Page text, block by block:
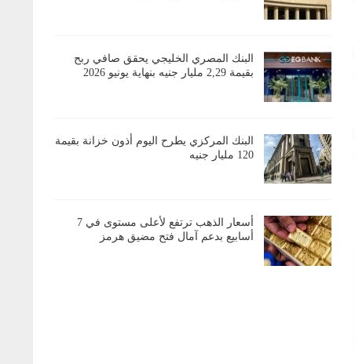
البنك المصري الخليجي يحقق صافي ربح
بقيمة 2,29 مليار جنيه بنهاية يونيو 2026
البنك المركزي يطرح اليوم أذون خزانة بقيمة
120 مليار جنيه
أسعار الذهب ترتفع لأعلى مستوى في 7
أسابيع بدعم آمال فتح مضيق هرمز